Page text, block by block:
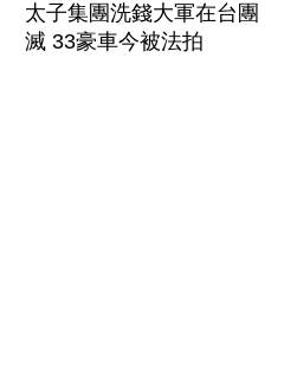
太子集團洗錢大軍在台團
滅 33豪車今被法拍